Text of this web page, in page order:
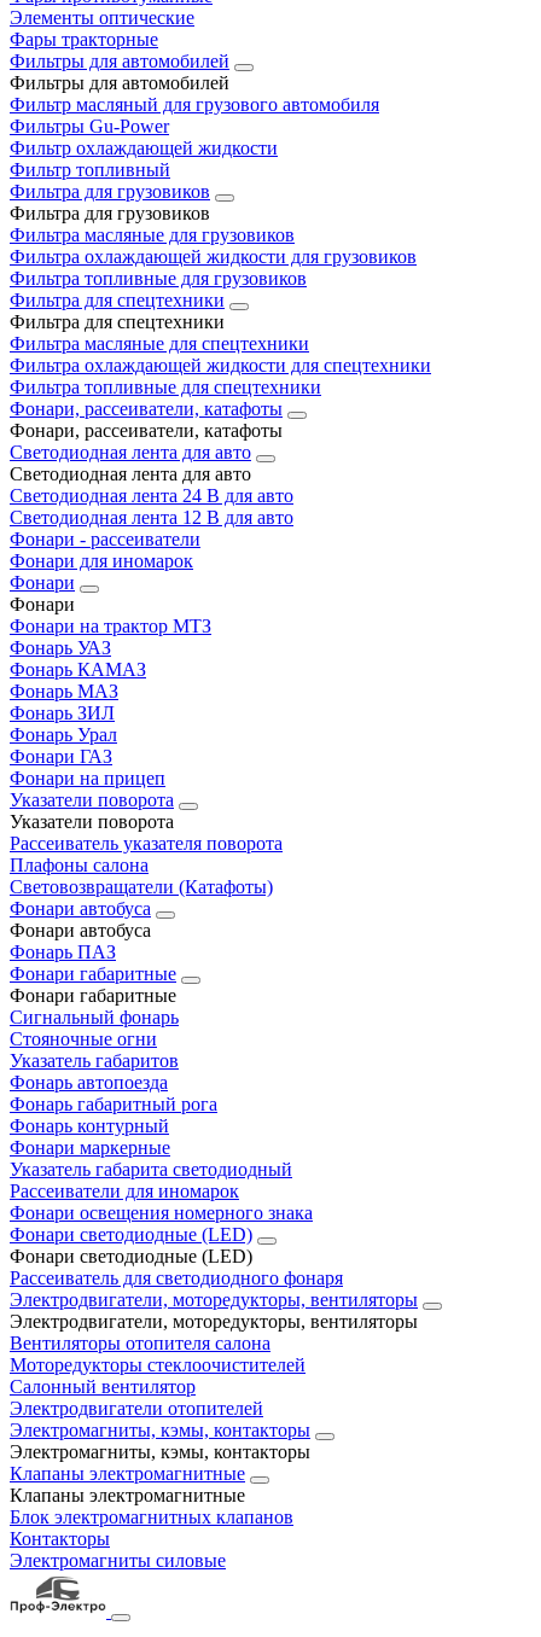
Элементы оптические
Фары тракторные
Фильтры для автомобилей
Фильтры для автомобилей
Фильтр масляный для грузового автомобиля
Фильтры Gu-Power
Фильтр охлаждающей жидкости
Фильтр топливный
Фильтра для грузовиков
Фильтра для грузовиков
Фильтра масляные для грузовиков
Фильтра охлаждающей жидкости для грузовиков
Фильтра топливные для грузовиков
Фильтра для спецтехники
Фильтра для спецтехники
Фильтра масляные для спецтехники
Фильтра охлаждающей жидкости для спецтехники
Фильтра топливные для спецтехники
Фонари, рассеиватели, катафоты
Фонари, рассеиватели, катафоты
Светодиодная лента для авто
Светодиодная лента для авто
Светодиодная лента 24 В для авто
Светодиодная лента 12 В для авто
Фонари - рассеиватели
Фонари для иномарок
Фонари
Фонари
Фонари на трактор МТЗ
Фонарь УАЗ
Фонарь КАМАЗ
Фонарь МАЗ
Фонарь ЗИЛ
Фонарь Урал
Фонари ГАЗ
Фонари на прицеп
Указатели поворота
Указатели поворота
Рассеиватель указателя поворота
Плафоны салона
Световозвращатели (Катафоты)
Фонари автобуса
Фонари автобуса
Фонарь ПАЗ
Фонари габаритные
Фонари габаритные
Сигнальный фонарь
Стояночные огни
Указатель габаритов
Фонарь автопоезда
Фонарь габаритный рога
Фонарь контурный
Фонари маркерные
Указатель габарита светодиодный
Рассеиватели для иномарок
Фонари освещения номерного знака
Фонари светодиодные (LED)
Фонари светодиодные (LED)
Рассеиватель для светодиодного фонаря
Электродвигатели, моторедукторы, вентиляторы
Электродвигатели, моторедукторы, вентиляторы
Вентиляторы отопителя салона
Моторедукторы стеклоочистителей
Салонный вентилятор
Электродвигатели отопителей
Электромагниты, кэмы, контакторы
Электромагниты, кэмы, контакторы
Клапаны электромагнитные
Клапаны электромагнитные
Блок электромагнитных клапанов
Контакторы
Электромагниты силовые